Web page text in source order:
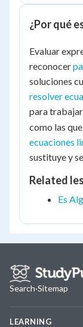
¿Por qué
Evaluar
reconocer
soluciones
resolver
para
como las
ecuaciones
sustituye y
Related
Es
Search·Sitemap
LEARNING